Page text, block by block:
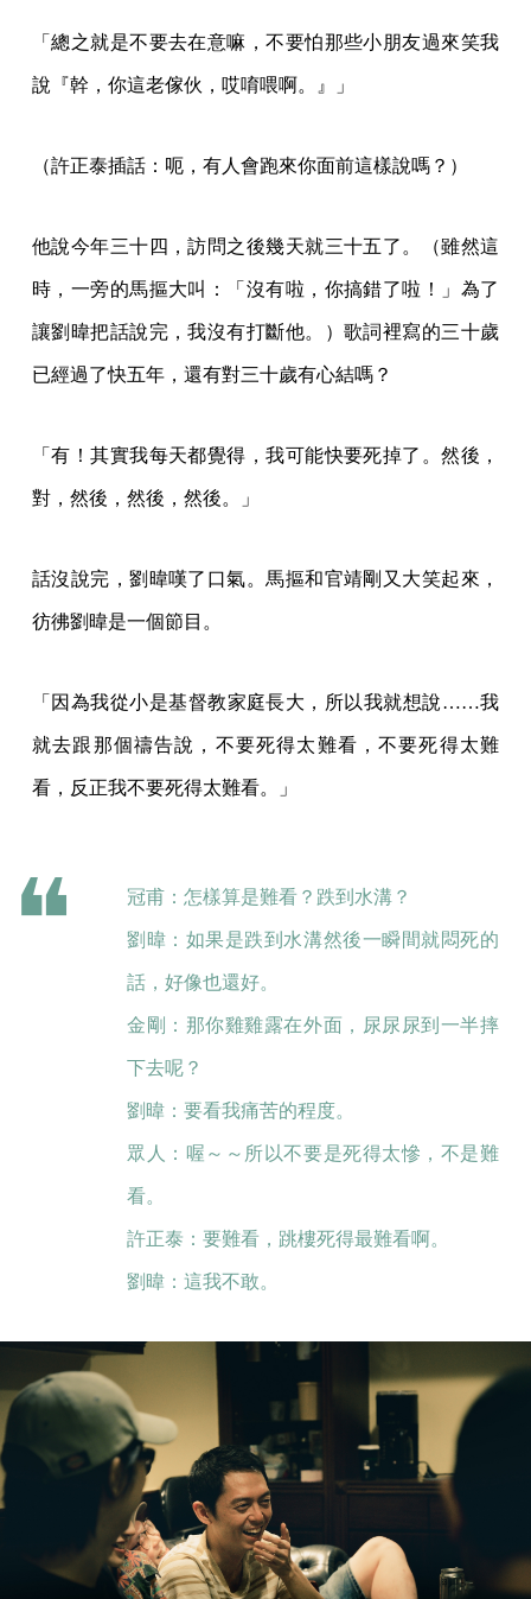
「總之就是不要去在意嘛，不要怕那些小朋友過來笑我
說『幹，你這老傢伙，哎唷喂啊。』」
（許正泰插話：呃，有人會跑來你面前這樣說嗎？）
他說今年三十四，訪問之後幾天就三十五了。（雖然這
時，一旁的馬摳大叫：「沒有啦，你搞錯了啦！」為了
讓劉暐把話說完，我沒有打斷他。）歌詞裡寫的三十歲
已經過了快五年，還有對三十歲有心結嗎？
「有！其實我每天都覺得，我可能快要死掉了。然後，
對，然後，然後，然後。」
話沒說完，劉暐嘆了口氣。馬摳和官靖剛又大笑起來，
彷彿劉暐是一個節目。
「因為我從小是基督教家庭長大，所以我就想說……我
就去跟那個禱告說，不要死得太難看，不要死得太難
看，反正我不要死得太難看。」
冠甫：怎樣算是難看？跌到水溝？
劉暐：如果是跌到水溝然後一瞬間就悶死的
話，好像也還好。
金剛：那你雞雞露在外面，尿尿尿到一半摔
下去呢？
劉暐：要看我痛苦的程度。
眾人：喔～～所以不要是死得太慘，不是難
看。
許正泰：要難看，跳樓死得最難看啊。
劉暐：這我不敢。